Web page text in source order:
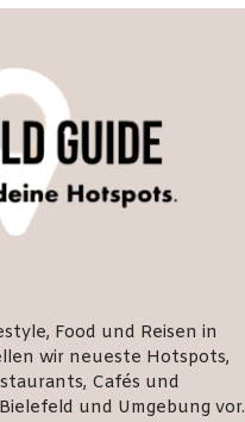
Food und Reisen in
wir neueste Hotspots,
Cafés und
und Umgebung vor.